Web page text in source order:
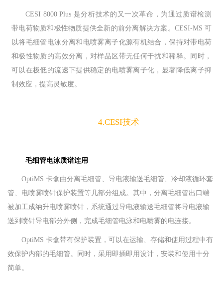
CESI 8000 Plus 是分析技术的又一次革命，为通过质谱检测
带电荷物质和极性物质提供全新的前分离解决方案。CESI-MS 可
以将毛细管电泳分离和电喷雾离子化源有机结合，保持对带电荷
和极性物质的高效分离，对样品区带无任何干扰和稀释。同时，
可以在极低的流速下提供稳定的电喷雾离子化，显著降低离子抑
制效应，提高灵敏度。
4.CESI技术
毛细管电泳质谱连用
OptiMS 卡盒由分离毛细管、导电液输送毛细管、冷却液循环套
管、电喷雾喷针保护装置等几部分组成。其中，分离毛细管出口端
被加工成纳升电喷雾喷针，系统通过导电液输送毛细管将导电液输
送到喷针导电部分外侧，完成毛细管电泳和电喷雾的电连接。
OptiMS 卡盒带有保护装置，可以在运输、存储和使用过程中有
效保护内部的毛细管。同时，采用即插即用设计，安装和使用十分
简单。